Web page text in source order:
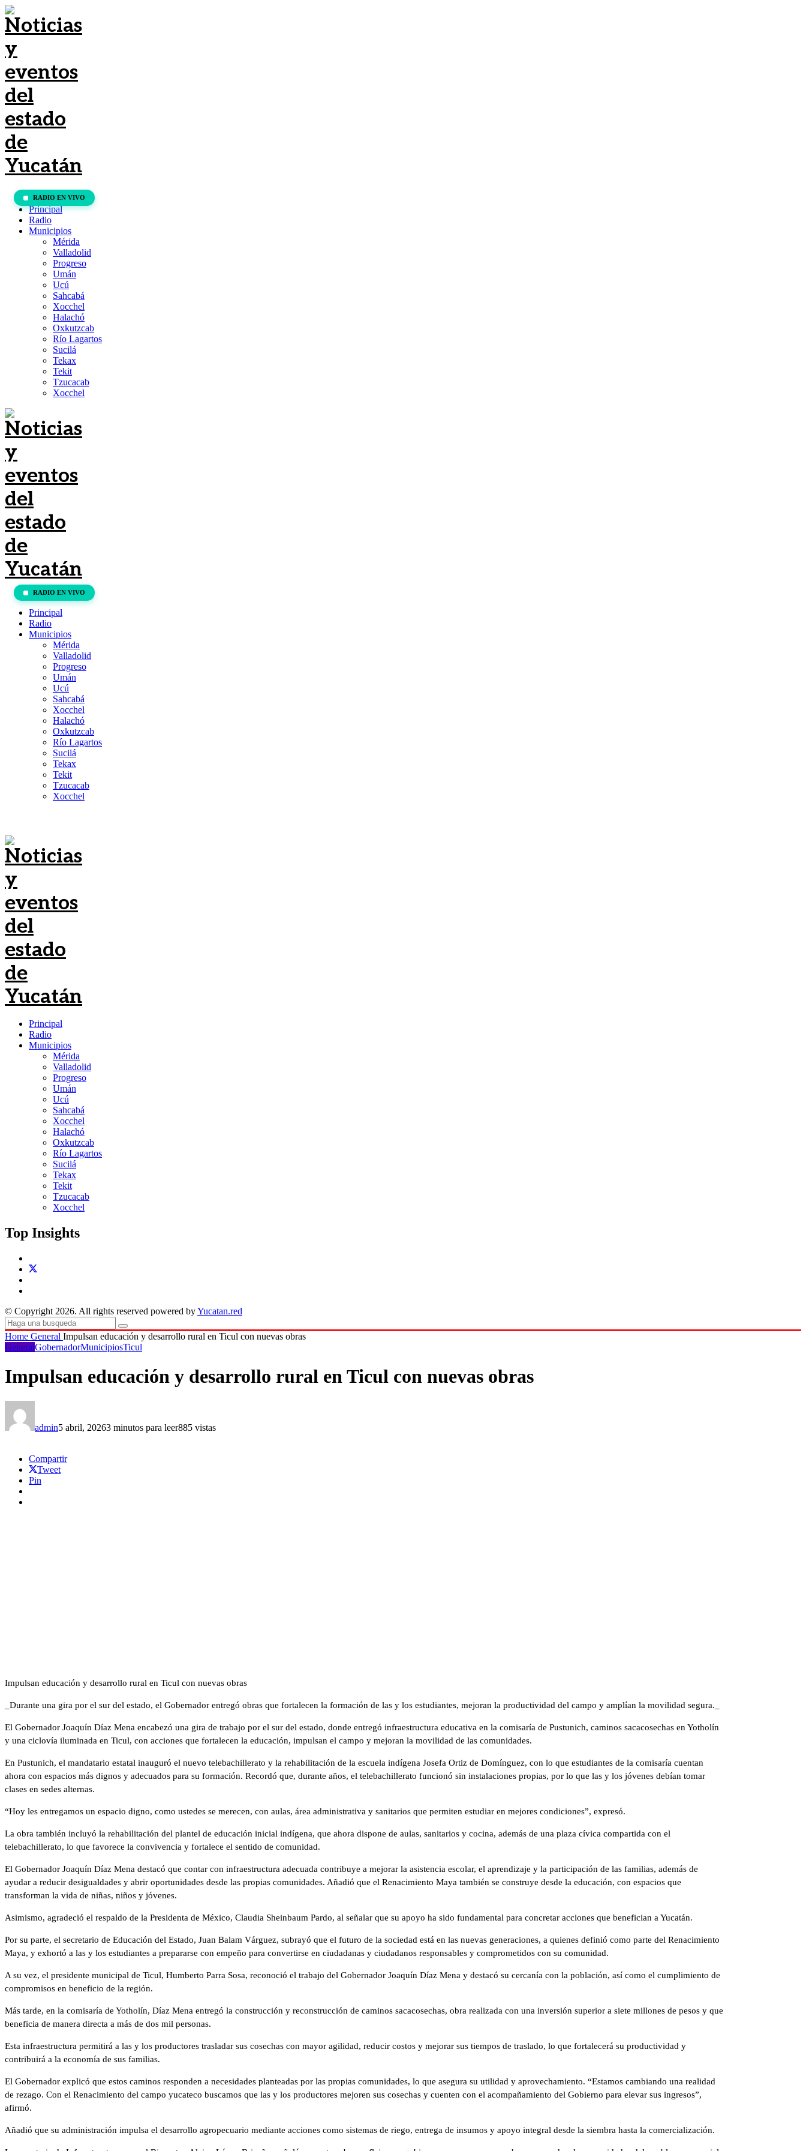
RADIO EN VIVO
Principal
Radio
Municipios
Mérida
Valladolid
Progreso
Umán
Ucú
Sahcabá
Xocchel
Halachó
Oxkutzcab
Río Lagartos
Sucilá
Tekax
Tekit
Tzucacab
Xocchel
RADIO EN VIVO
Principal
Radio
Municipios
Mérida
Valladolid
Progreso
Umán
Ucú
Sahcabá
Xocchel
Halachó
Oxkutzcab
Río Lagartos
Sucilá
Tekax
Tekit
Tzucacab
Xocchel
Principal
Radio
Municipios
Mérida
Valladolid
Progreso
Umán
Ucú
Sahcabá
Xocchel
Halachó
Oxkutzcab
Río Lagartos
Sucilá
Tekax
Tekit
Tzucacab
Xocchel
Top Insights
© Copyright 2026. All rights reserved powered byYucatan.red
Home General Impulsan educación y desarrollo rural en Ticul con nuevas obras
GeneralGobernadorMunicipiosTicul
Impulsan educación y desarrollo rural en Ticul con nuevas obras
admin5 abril, 20263 minutos para leer885 vistas
Compartir
Tweet
Pin
Impulsan educación y desarrollo rural en Ticul con nuevas obras
_Durante una gira por el sur del estado, el Gobernador entregó obras que fortalecen la formación de las y los estudiantes, mejoran la productividad del campo y amplían la movilidad segura._
El Gobernador Joaquín Díaz Mena encabezó una gira de trabajo por el sur del estado, donde entregó infraestructura educativa en la comisaría de Pustunich, caminos sacacosechas en Yotholín
y una ciclovía iluminada en Ticul, con acciones que fortalecen la educación, impulsan el campo y mejoran la movilidad de las comunidades.
En Pustunich, el mandatario estatal inauguró el nuevo telebachillerato y la rehabilitación de la escuela indígena Josefa Ortiz de Domínguez, con lo que estudiantes de la comisaría cuentan
ahora con espacios más dignos y adecuados para su formación. Recordó que, durante años, el telebachillerato funcionó sin instalaciones propias, por lo que las y los jóvenes debían tomar
clases en sedes alternas.
“Hoy les entregamos un espacio digno, como ustedes se merecen, con aulas, área administrativa y sanitarios que permiten estudiar en mejores condiciones”, expresó.
La obra también incluyó la rehabilitación del plantel de educación inicial indígena, que ahora dispone de aulas, sanitarios y cocina, además de una plaza cívica compartida con el
telebachillerato, lo que favorece la convivencia y fortalece el sentido de comunidad.
El Gobernador Joaquín Díaz Mena destacó que contar con infraestructura adecuada contribuye a mejorar la asistencia escolar, el aprendizaje y la participación de las familias, además de
ayudar a reducir desigualdades y abrir oportunidades desde las propias comunidades. Añadió que el Renacimiento Maya también se construye desde la educación, con espacios que
transforman la vida de niñas, niños y jóvenes.
Asimismo, agradeció el respaldo de la Presidenta de México, Claudia Sheinbaum Pardo, al señalar que su apoyo ha sido fundamental para concretar acciones que benefician a Yucatán.
Por su parte, el secretario de Educación del Estado, Juan Balam Várguez, subrayó que el futuro de la sociedad está en las nuevas generaciones, a quienes definió como parte del Renacimiento
Maya, y exhortó a las y los estudiantes a prepararse con empeño para convertirse en ciudadanas y ciudadanos responsables y comprometidos con su comunidad.
A su vez, el presidente municipal de Ticul, Humberto Parra Sosa, reconoció el trabajo del Gobernador Joaquín Díaz Mena y destacó su cercanía con la población, así como el cumplimiento de
compromisos en beneficio de la región.
Más tarde, en la comisaría de Yotholín, Díaz Mena entregó la construcción y reconstrucción de caminos sacacosechas, obra realizada con una inversión superior a siete millones de pesos y que
beneficia de manera directa a más de dos mil personas.
Esta infraestructura permitirá a las y los productores trasladar sus cosechas con mayor agilidad, reducir costos y mejorar sus tiempos de traslado, lo que fortalecerá su productividad y
contribuirá a la economía de sus familias.
El Gobernador explicó que estos caminos responden a necesidades planteadas por las propias comunidades, lo que asegura su utilidad y aprovechamiento. “Estamos cambiando una realidad
de rezago. Con el Renacimiento del campo yucateco buscamos que las y los productores mejoren sus cosechas y cuenten con el acompañamiento del Gobierno para elevar sus ingresos”,
afirmó.
Añadió que su administración impulsa el desarrollo agropecuario mediante acciones como sistemas de riego, entrega de insumos y apoyo integral desde la siembra hasta la comercialización.